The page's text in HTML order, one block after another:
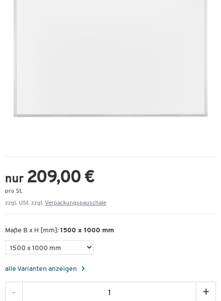
nur 209,00 €
pro St.
zzgl. USt. zzgl. Verpackungspauschale
Maße B x H [mm]: 1500 x 1000 mm
alle Varianten anzeigen
- +